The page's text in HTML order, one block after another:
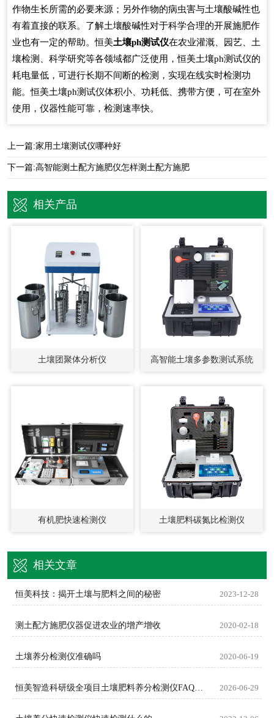
作物生长所需的必要来源；另外作物的病虫害与土壤酸碱性也
有着直接的联系。了解土壤酸碱性对于科学合理的开展施肥作
业也有一定的帮助。恒美土壤ph测试仪在农业灌溉、园艺、土
壤检测、科学研究等各领域都广泛使用，恒美土壤ph测试仪的
耗电量低，可进行长期不间断的检测，实现在线实时检测功
能。恒美土壤ph测试仪体积小、功耗低、携带方便，可在室外
使用，仪器性能可靠，检测速率快。
上一篇:家用土壤测试仪哪种好
下一篇:高智能测土配方施肥仪怎样测土配方施肥
相关产品
土壤团聚体分析仪 高智能土壤多参数测试系统
有机肥快速检测仪 土壤肥料碳氮比检测仪
相关文章
恒美科技：揭开土壤与肥料之间的秘密 2023-12-28
测土配方施肥仪器促进农业的增产增收 2020-02-18
土壤养分检测仪准确吗 2020-06-19
2026-06-29